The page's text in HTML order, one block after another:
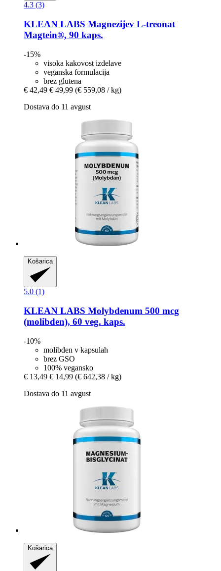
4.3 (3)
KLEAN LABS Magnezijev L-​treonat
Magtein®, 90 kaps.
-15%
visoka kakovost izdelave
veganska formulacija
brez glutena
€ 42,49 € 49,99 (€ 559,08 / kg)
Dostava do 11 avgust
Košarica
5.0 (1)
KLEAN LABS Molybdenum 500 mcg
(molibden), 60 veg. kaps.
-10%
molibden v kapsulah
brez GSO
100% vegansko
€ 13,49 € 14,99 (€ 642,38 / kg)
Dostava do 11 avgust
Košarica